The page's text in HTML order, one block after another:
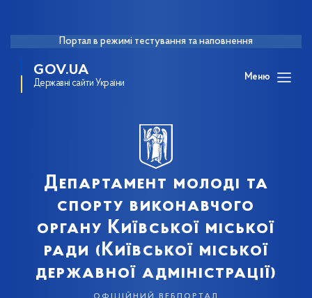
Портал в режимі тестування та наповнення
GOV.UA
Державні сайти України
Меню
Департамент молоді та
спорту виконавчого
органу Київської міської
ради (Київської міської
державної адміністрації)